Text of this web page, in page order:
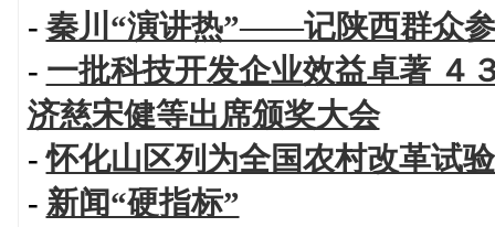
-秦川“演讲热”——记陕西群众
- 一批科技开发企业效益卓著 ４
济慈宋健等出席颁奖大会
-怀化山区列为全国农村改革试
- 新闻“硬指标”